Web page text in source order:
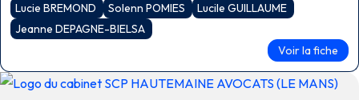
Lucie BREMOND Solenn POMIES
Lucile GUILLAUME
Jeanne DEPAGNE-BIELSA
Voir la fiche